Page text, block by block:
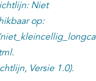
Niet
op:
Versie 1.0).